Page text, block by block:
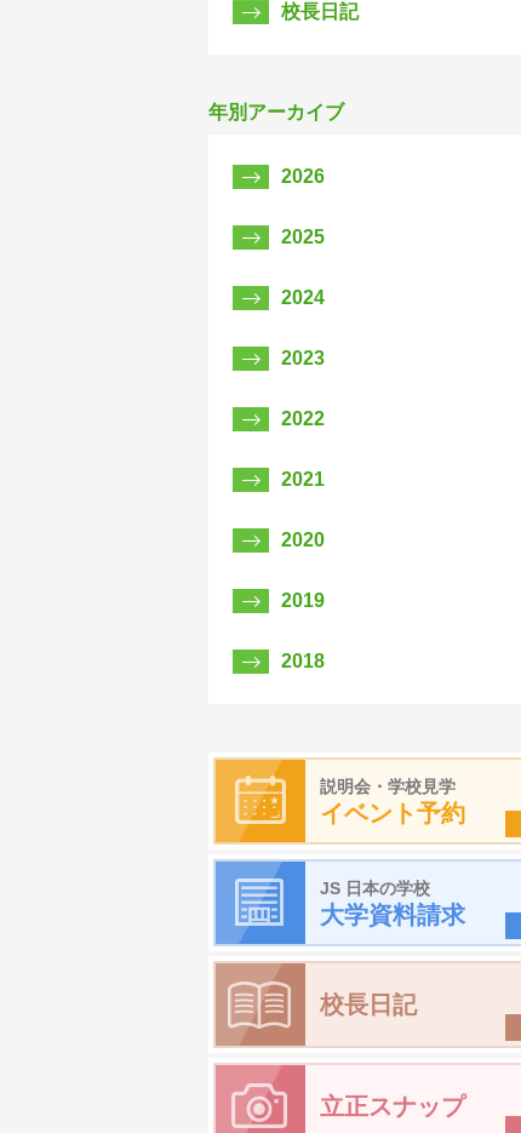
校長日記
年別アーカイブ
2026
2025
2024
2023
2022
2021
2020
2019
2018
説明会・学校見学
イベント予約
JS 日本の学校
大学資料請求
校長日記
立正スナップ